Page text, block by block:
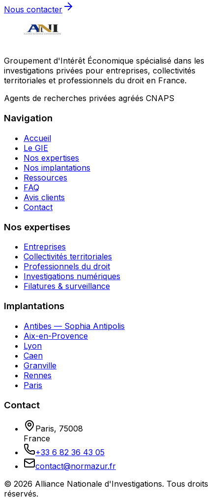
Nous contacter
Groupement d'Intérêt Économique spécialisé dans les
investigations privées pour entreprises, collectivités
territoriales et professionnels du droit en France.
Agents de recherches privées agréés CNAPS
Navigation
Accueil
Le GIE
Nos expertises
Nos implantations
Ressources
FAQ
Avis clients
Contact
Nos expertises
Entreprises
Collectivités territoriales
Professionnels du droit
Investigations numériques
Filatures & surveillance
Implantations
Antibes — Sophia Antipolis
Aix-en-Provence
Lyon
Caen
Granville
Rennes
Paris
Contact
Paris, 75008
France
+33 6 82 36 43 05
contact@normazur.fr
© 2026 Alliance Nationale d'Investigations. Tous droits
réservés.